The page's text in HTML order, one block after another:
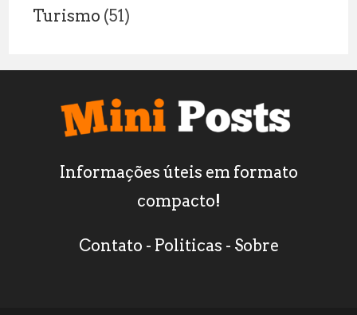
Turismo (51)
Informações úteis em formato
compacto!
Contato - Politicas - Sobre